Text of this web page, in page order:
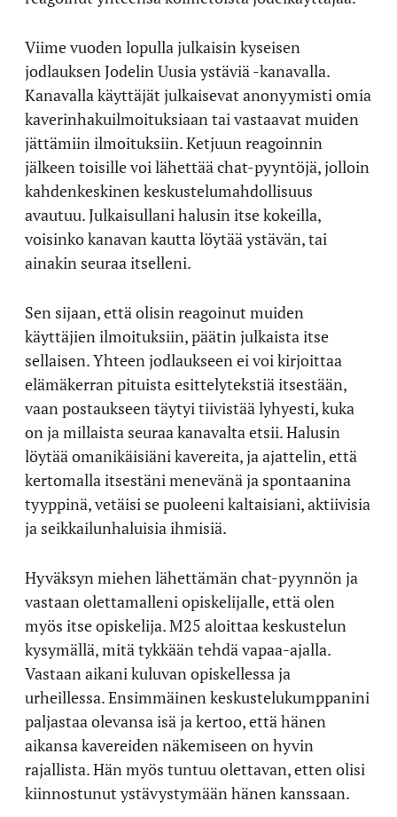
Viime vuoden lopulla julkaisin kyseisen
jodlauksen Jodelin Uusia ystäviä -kanavalla.
Kanavalla käyttäjät julkaisevat anonyymisti omia
kaverinhakuilmoituksiaan tai vastaavat muiden
jättämiin ilmoituksiin. Ketjuun reagoinnin
jälkeen toisille voi lähettää chat-pyyntöjä, jolloin
kahdenkeskinen keskustelumahdollisuus
avautuu. Julkaisullani halusin itse kokeilla,
voisinko kanavan kautta löytää ystävän, tai
ainakin seuraa itselleni.
Sen sijaan, että olisin reagoinut muiden
käyttäjien ilmoituksiin, päätin julkaista itse
sellaisen. Yhteen jodlaukseen ei voi kirjoittaa
elämäkerran pituista esittelytekstiä itsestään,
vaan postaukseen täytyi tiivistää lyhyesti, kuka
on ja millaista seuraa kanavalta etsii. Halusin
löytää omanikäisiäni kavereita, ja ajattelin, että
kertomalla itsestäni menevänä ja spontaanina
tyyppinä, vetäisi se puoleeni kaltaisiani, aktiivisia
ja seikkailunhaluisia ihmisiä.
Hyväksyn miehen lähettämän chat-pyynnön ja
vastaan olettamalleni opiskelijalle, että olen
myös itse opiskelija. M25 aloittaa keskustelun
kysymällä, mitä tykkään tehdä vapaa-ajalla.
Vastaan aikani kuluvan opiskellessa ja
urheillessa. Ensimmäinen keskustelukumppanini
paljastaa olevansa isä ja kertoo, että hänen
aikansa kavereiden näkemiseen on hyvin
rajallista. Hän myös tuntuu olettavan, etten olisi
kiinnostunut ystävystymään hänen kanssaan.